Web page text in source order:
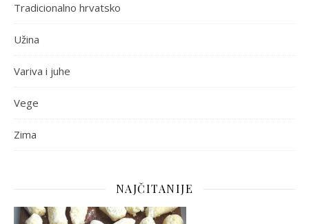
Tradicionalno hrvatsko
Užina
Variva i juhe
Vege
Zima
NAJČITANIJE